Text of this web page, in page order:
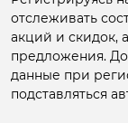
отслеживать
акций и скидок,
предложения.
данные при
подставляться